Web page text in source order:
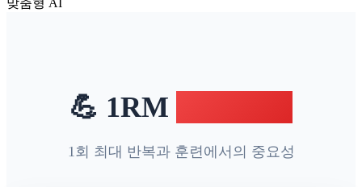
맞춤형 AI
💪 1RM
1회 최대 반복과 훈련에서의 중요성